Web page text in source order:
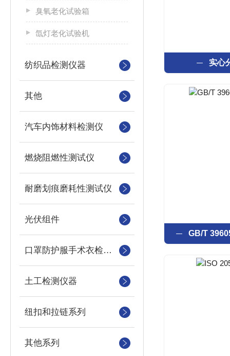
臭氧老化试验箱
氙灯老化试验机
纺织品检测仪器
其他
汽车内饰材料检测仪
燃烧阻燃性测试仪
耐磨划痕磨耗性测试仪
光伏组件
口罩防护服手术衣检测设备
土工检测仪器
纽扣和拉链系列
其他系列
实心
GB/T